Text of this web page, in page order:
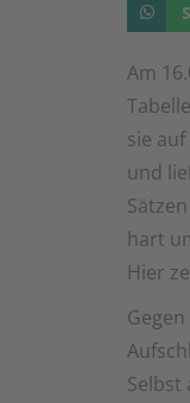
Am
sie
und
hart
Hier
Selbst